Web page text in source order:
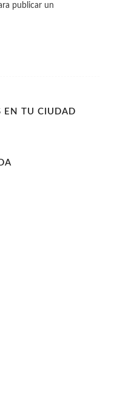
publicar un
EN TU CIUDAD